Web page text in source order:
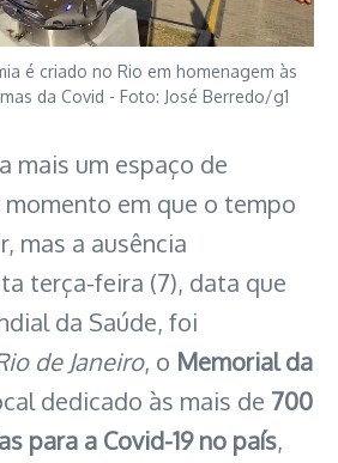
é criado no Rio em homenagem às
da Covid - Foto: José Berredo/g1
mais um espaço de
em que o tempo
mas a ausência
terça-feira (7), data que
da Saúde, foi
de Janeiro, o Memorial da
dedicado às mais de 700
para a Covid-19 no país,